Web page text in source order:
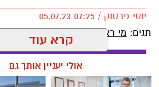
יוסי פרטוק / 07:25 05.07.23
תגים: מי ראש העיר הבא?
קרא עוד
אולי יעניין אותך גם